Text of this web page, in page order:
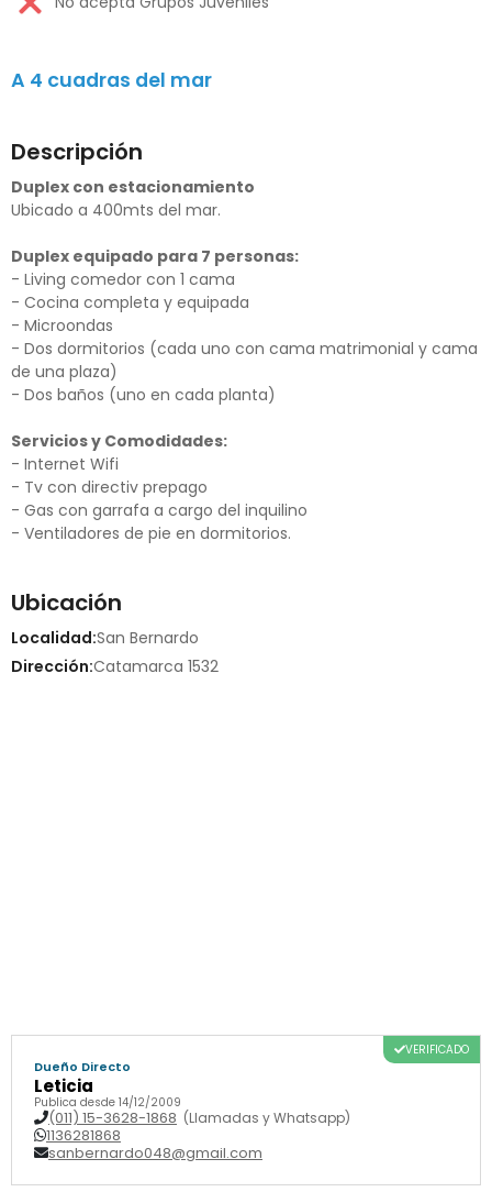
A 4 cuadras del mar
Descripción
Duplex con estacionamiento
Ubicado a 400mts del mar.
Duplex equipado para 7 personas:
- Living comedor con 1 cama
- Cocina completa y equipada
- Microondas
- Dos dormitorios (cada uno con cama matrimonial y cama
de una plaza)
- Dos baños (uno en cada planta)
Servicios y Comodidades:
- Internet Wifi
- Tv con directiv prepago
- Gas con garrafa a cargo del inquilino
- Ventiladores de pie en dormitorios.
Ubicación
Localidad:San Bernardo
Dirección:Catamarca 1532
Dueño Directo
Leticia
Publica desde 14/12/2009
(011) 15-3628-1868 (Llamadas y Whatsapp)
1136281868
sanbernardo048@gmail.com
VERIFICADO